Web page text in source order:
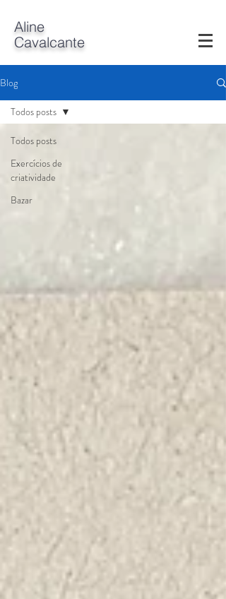
Aline
Cavalcante
Blog
Todos posts
Exercícios de
criatividade
Bazar
Todos posts